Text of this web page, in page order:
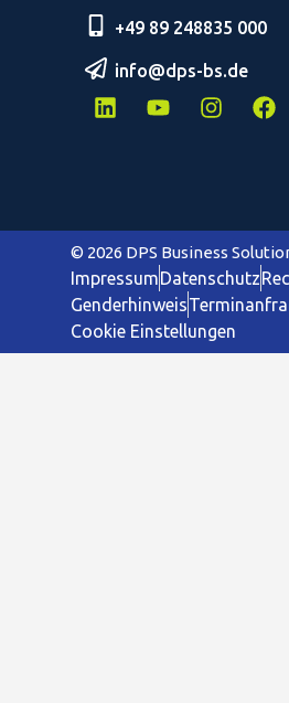
+49 89 248835 000
info@dps-bs.de
© 2026 DPS Business
ImpressumDatenschutz
Genderhinweis
Cookie Einstellungen